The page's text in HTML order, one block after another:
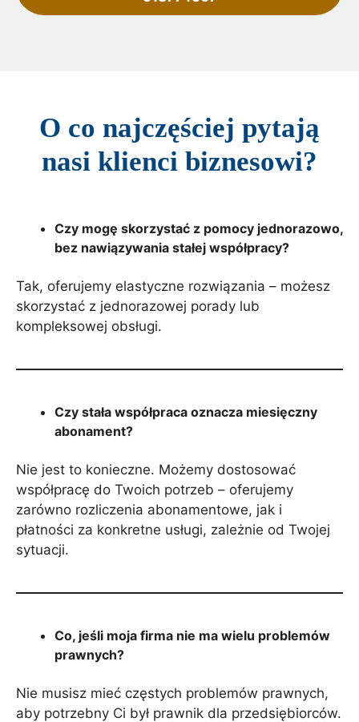
O co najczęściej pytają
nasi klienci biznesowi?
Czy mogę skorzystać z pomocy jednorazowo,
bez nawiązywania stałej współpracy?
Tak, oferujemy elastyczne rozwiązania – możesz
skorzystać z jednorazowej porady lub
kompleksowej obsługi.
Czy stała współpraca oznacza miesięczny
abonament?
Nie jest to konieczne. Możemy dostosować
współpracę do Twoich potrzeb – oferujemy
zarówno rozliczenia abonamentowe, jak i
płatności za konkretne usługi, zależnie od Twojej
sytuacji.
Co, jeśli moja firma nie ma wielu problemów
prawnych?
Nie musisz mieć częstych problemów prawnych,
aby potrzebny Ci był prawnik dla przedsiębiorców.